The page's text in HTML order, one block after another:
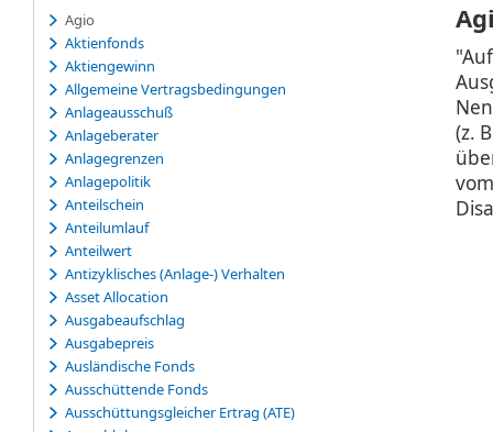
Agio
Aktienfonds
Aktiengewinn
Allgemeine Vertragsbedingungen
Anlageausschuß
Anlageberater
Anlagegrenzen
Anlagepolitik
Anteilschein
Anteilumlauf
Anteilwert
Antizyklisches (Anlage-) Verhalten
Asset Allocation
Ausgabeaufschlag
Ausgabepreis
Ausländische Fonds
Ausschüttende Fonds
Ausschüttungsgleicher Ertrag (ATE)
(z.